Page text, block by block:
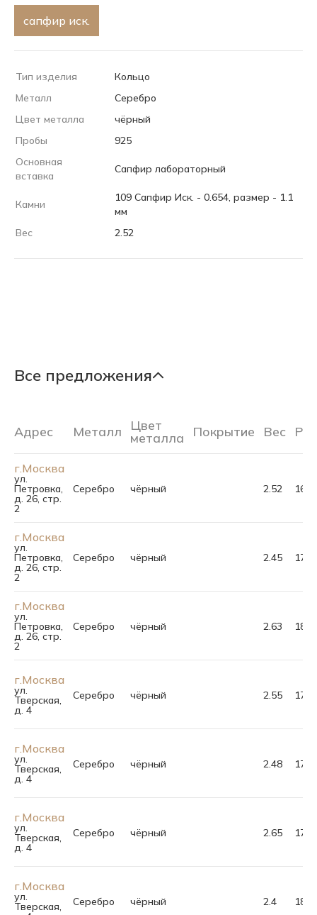
сапфир иск.
Тип изделия
Кольцо
Металл
Серебро
Цвет металла
чёрный
Пробы
925
Основная
вставка
Сапфир лабораторный
Камни
109 Сапфир Иск. - 0.654, размер - 1.1
мм
Вес
2.52
Все предложения
Адрес Металл Цвет
металла Покрытие Вес
г.Москва
ул.
Петровка,
д. 26, стр.
2
Серебро чёрный 2.52 16.5
г.Москва
ул.
Петровка,
д. 26, стр.
2
Серебро чёрный 2.45 17.5
г.Москва
ул.
Петровка,
д. 26, стр.
2
Серебро чёрный 2.63 18.5
г.Москва
ул.
Тверская,
д. 4
Серебро чёрный 2.55 17.0
г.Москва
ул.
Тверская,
д. 4
Серебро чёрный 2.48 17.0
г.Москва
ул.
Тверская,
д. 4
Серебро чёрный 2.65 17.5
г.Москва
ул.
Тверская, Серебро чёрный 2.4 18.0